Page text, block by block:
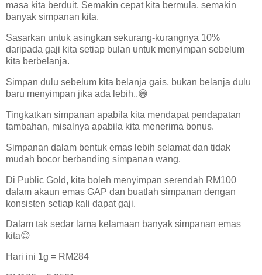
masa kita berduit. Semakin cepat kita bermula, semakin
banyak simpanan kita.
Sasarkan untuk asingkan sekurang-kurangnya 10%
daripada gaji kita setiap bulan untuk menyimpan sebelum
kita berbelanja.
Simpan dulu sebelum kita belanja gais, bukan belanja dulu
baru menyimpan jika ada lebih..😅
Tingkatkan simpanan apabila kita mendapat pendapatan
tambahan, misalnya apabila kita menerima bonus.
Simpanan dalam bentuk emas lebih selamat dan tidak
mudah bocor berbanding simpanan wang.
Di Public Gold, kita boleh menyimpan serendah RM100
dalam akaun emas GAP dan buatlah simpanan dengan
konsisten setiap kali dapat gaji.
Dalam tak sedar lama kelamaan banyak simpanan emas
kita😊
Hari ini 1g = RM284